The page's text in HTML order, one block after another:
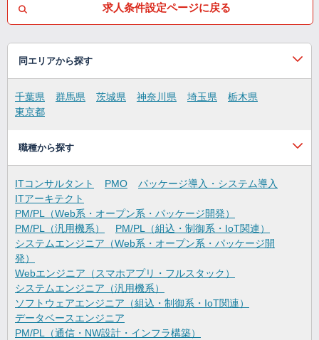
求人条件設定ページに戻る
同エリアから探す
千葉県 群馬県 茨城県 神奈川県 埼玉県
栃木県
東京都
職種から探す
ITコンサルタント PMO
パッケージ導入・システム導入
ITアーキテクト
PM/PL（Web系・オープン系・パッケージ開発）
PM/PL（汎用機系）
PM/PL（組込・制御系・IoT関連）
システムエンジニア（Web系・オープン系・パッケージ開
発）
Webエンジニア（スマホアプリ・フルスタック）
システムエンジニア（汎用機系）
ソフトウェアエンジニア（組込・制御系・IoT関連）
データベースエンジニア
PM/PL（通信・NW設計・インフラ構築）